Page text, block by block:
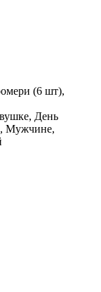
(6 шт),
День
Мужчине,